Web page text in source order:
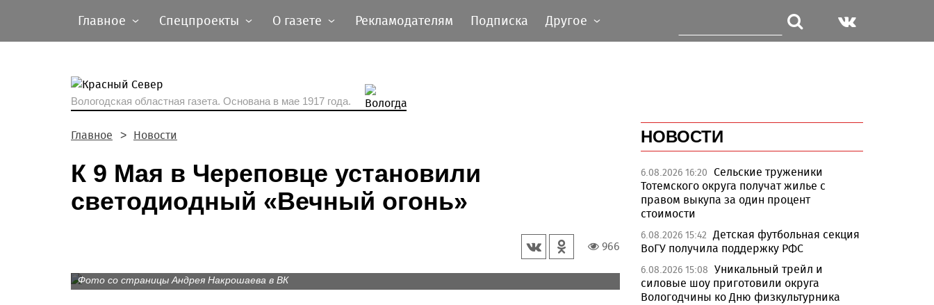
Главное Спецпроекты О газете Рекламодателям Подписка Другое
Вологодская областная газета. Основана в мае 1917 года.
Главное Новости
К 9 Мая в Череповце установили
светодиодный «Вечный огонь»
966
Фото со страницы Андрея Накрошаева в ВК
НОВОСТИ
6.08.2026 16:20 Сельские труженики
Тотемского округа получат жилье с
правом выкупа за один процент
стоимости
6.08.2026 15:42 Детская футбольная секция
ВоГУ получила поддержку РФС
6.08.2026 15:08 Уникальный трейл и
силовые шоу приготовили округа
Вологодчины ко Дню физкультурника